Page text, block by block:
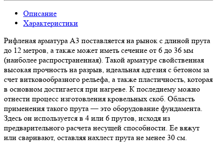
Описание
Характеристики
Рифленая арматура А3 поставляется на рынок с длиной прута
до 12 метров, а также может иметь сечение от 6 до 36 мм
(наиболее распространенная). Такой арматуре свойственная
высокая прочность на разрыв, идеальная адгезия с бетоном за
счет витковообразного рельефа, а также пластичность, которая
в основном достигается при нагреве. К последнему можно
отнести процесс изготовления кровельных скоб. Область
применения такого прута — это оборудование фундамента.
Здесь он используется в 4 или 6 прутов, исходя из
предварительного расчета несущей способности. Ее вяжут
или сваривают, оставляя нахлест прута не менее 30 см.